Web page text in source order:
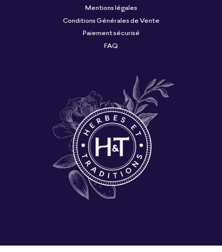
Mentions légales
Conditions Générales de Vente
Paiement sécurisé
FAQ